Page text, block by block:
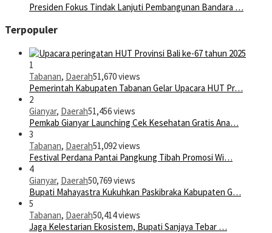
Presiden Fokus Tindak Lanjuti Pembangunan Bandara …
Terpopuler
1
Tabanan, Daerah51,670 views
Pemerintah Kabupaten Tabanan Gelar Upacara HUT Pr…
2
Gianyar, Daerah51,456 views
Pemkab Gianyar Launching Cek Kesehatan Gratis Ana…
3
Tabanan, Daerah51,092 views
Festival Perdana Pantai Pangkung Tibah Promosi Wi…
4
Gianyar, Daerah50,769 views
Bupati Mahayastra Kukuhkan Paskibraka Kabupaten G…
5
Tabanan, Daerah50,414 views
Jaga Kelestarian Ekosistem, Bupati Sanjaya Tebar …